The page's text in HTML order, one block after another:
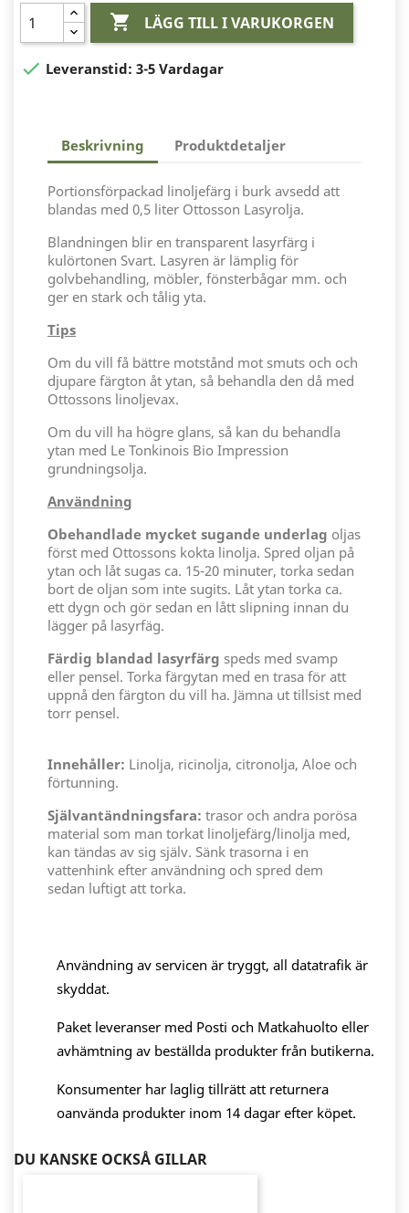
 LÄGG TILL I VARUKORGEN
 Leveranstid: 3-5 Vardagar
Beskrivning Produktdetaljer
Portionsförpackad linoljefärg i burk avsedd att
blandas med 0,5 liter Ottosson Lasyrolja.
Blandningen blir en transparent lasyrfärg i
kulörtonen Svart. Lasyren är lämplig för
golvbehandling, möbler, fönsterbågar mm. och
ger en stark och tålig yta.
Tips
Om du vill få bättre motstånd mot smuts och och
djupare färgton åt ytan, så behandla den då med
Ottossons linoljevax.
Om du vill ha högre glans, så kan du behandla
ytan med Le Tonkinois Bio Impression
grundningsolja.
Användning
Obehandlade mycket sugande underlag oljas
först med Ottossons kokta linolja. Spred oljan på
ytan och låt sugas ca. 15-20 minuter, torka sedan
bort de oljan som inte sugits. Låt ytan torka ca.
ett dygn och gör sedan en lått slipning innan du
lägger på lasyrfäg.
Färdig blandad lasyrfärg speds med svamp
eller pensel. Torka färgytan med en trasa för att
uppnå den färgton du vill ha. Jämna ut tillsist med
torr pensel.
Innehåller: Linolja, ricinolja, citronolja, Aloe och
förtunning.
Självantändningsfara: trasor och andra porösa
material som man torkat linoljefärg/linolja med,
kan tändas av sig själv. Sänk trasorna i en
vattenhink efter användning och spred dem
sedan luftigt att torka.
Användning av servicen är tryggt, all datatrafik är
skyddat.
Paket leveranser med Posti och Matkahuolto eller
avhämtning av beställda produkter från butikerna.
Konsumenter har laglig tillrätt att returnera
oanvända produkter inom 14 dagar efter köpet.
DU KANSKE OCKSÅ GILLAR